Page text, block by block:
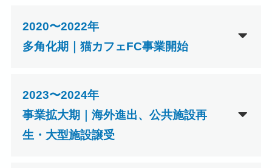
2020〜2022年
多角化期｜猫カフェFC事業開始
2023〜2024年
事業拡大期｜海外進出、公共施設再
生・大型施設譲受